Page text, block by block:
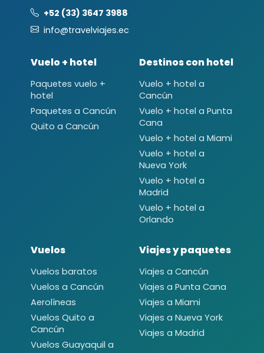
+52 (33) 3647 3988
info@travelviajes.ec
Vuelo + hotel
Paquetes vuelo +
hotel
Paquetes a Cancún
Quito a Cancún
Destinos con hotel
Vuelo + hotel a
Cancún
Vuelo + hotel a Punta
Cana
Vuelo + hotel a Miami
Vuelo + hotel a
Nueva York
Vuelo + hotel a
Madrid
Vuelo + hotel a
Orlando
Vuelos
Vuelos baratos
Vuelos a Cancún
Aerolíneas
Vuelos Quito a
Cancún
Vuelos Guayaquil a
Viajes y paquetes
Viajes a Cancún
Viajes a Punta Cana
Viajes a Miami
Viajes a Nueva York
Viajes a Madrid